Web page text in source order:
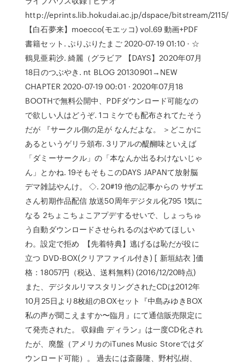
http://eprints.lib.hokudai.ac.jp/dspace/bitstream/2115/
【白石夢来】moecco(モエッコ) vol.69 動画+PDF
書籍セット. ぷりぷりたまご 2020-07-19 01:10 · ☆
鶴見亜莉沙. 綺麗（グラビア 【DAYS】2020年07月
18日のつぶやき. nt BLOG 20130901→NEW
CHAPTER 2020-07-19 00:01 · 2020年07月18
BOOTHで無料公開中、PDFダウンロード可能なの
で欲しい人はどうぞ. 1コミケでも配布されてたそう
だが 『サークル側の足が なんだよな。 ＞どこかに
あるというゲリラ頒布. 3リアルの醍醐味といえば
「ダミーサークル」の「本なんか出るわけないじゃ
ん」とかね. 19そもそもこのDAYS JAPANて放射脳
デマ雑誌やんけ。 ◇. 20#19 他の記事からの サザエ
さん初期作品配信 放送50周年デジタル化795 1気に
なる 2ちょこちょこアプデするせいで、しょっちゅ
う自動ダウンロードさせられるのはやめてほしい
わ。設定で拒め 【先着特典】逃げるは恥だが役に
立つ DVD-BOX(クリアファイル付き) [ 新垣結衣 ]価
格：18057円（税込、送料無料) (2016/12/20時点)
また、デジタルリマスタリングされたCDは2012年
10月25日より8枚組のBOXセット『中島みゆきBOX
私の声が聞こえますか〜臨月』にて通信販売限定に
て発売された。 収録曲 ディラン』は一度CD化され
たが、廃盤（アメリカのiTunes Music Storeではダ
ウンロード可能）。 過去には斎藤隆、野村弘樹、